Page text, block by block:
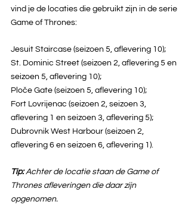
vind je de locaties die gebruikt zijn in de serie
Game of Thrones:
Jesuit Staircase (seizoen 5, aflevering 10);
St. Dominic Street (seizoen 2, aflevering 5 en
seizoen 5, aflevering 10);
Ploče Gate (seizoen 5, aflevering 10);
Fort Lovrijenac (seizoen 2, seizoen 3,
aflevering 1 en seizoen 3, aflevering 5);
Dubrovnik West Harbour (seizoen 2,
aflevering 6 en seizoen 6, aflevering 1).
Tip: Achter de locatie staan de Game of
Thrones afleveringen die daar zijn
opgenomen.